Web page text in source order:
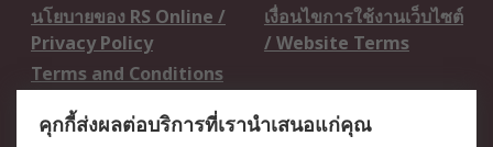
นโยบายของ RS Online /
Privacy Policy
เงื่อนไขการใช้งานเว็บไซต์
/ Website Terms
Terms and Conditions
คุกกี้ส่งผลต่อบริการที่เรานำเสนอแก่คุณ